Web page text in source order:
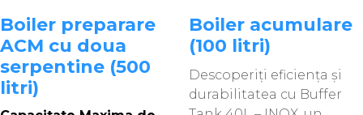
Boiler preparare
ACM cu doua
serpentine (500
litri)
Boiler acumulare
(100 litri)
Descoperiți eficiența și
durabilitatea cu Buffer